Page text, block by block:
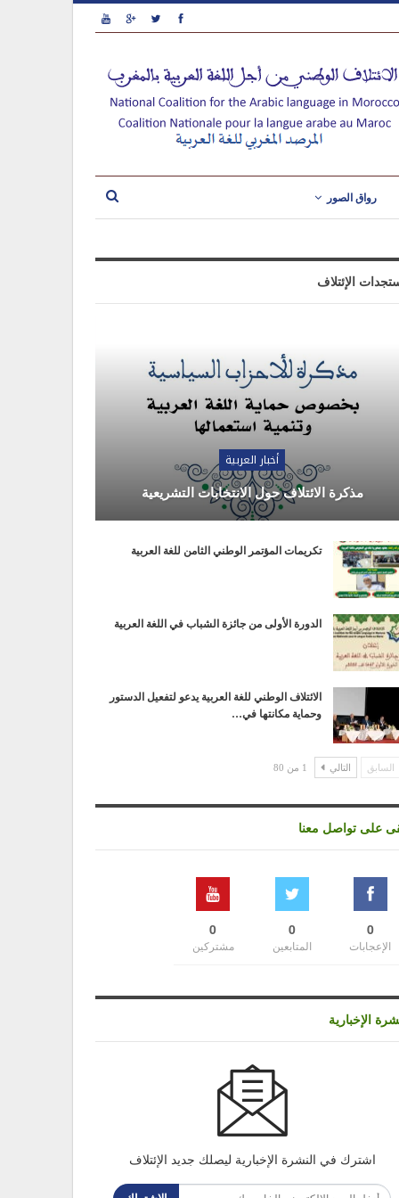
رواق الصور
الإئتلاف
أخبار العربية
مذكرة الائتلاف حول الانتخابات التشريعية
تكريمات المؤتمر الوطني الثامن للغة العربية
الدورة الأولى من جائزة الشباب في اللغة العربية
الائتلاف الوطني للغة العربية يدعو لتفعيل الدستور
وحماية مكانتها في…
السابق التالي 1 من 80
على تواصل معنا
0
الإعجابات
0
المتابعين
0
مشتركين
الإخبارية
اشترك في النشرة الإخبارية ليصلك جديد الإئتلاف